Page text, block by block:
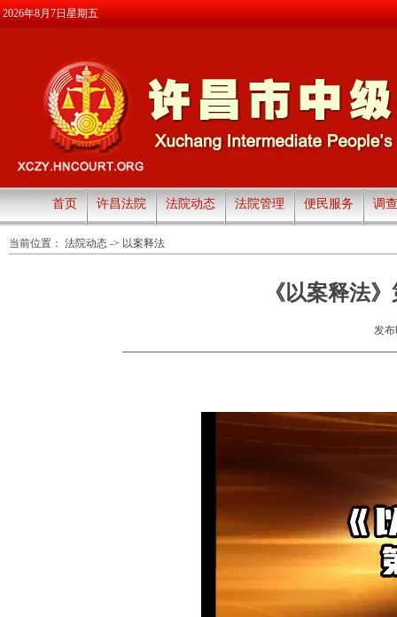
2026年8月7日星期五
首页 许昌法院 法院动态 法院管理 便民服务 调
当前位置： 法院动态 -> 以案释法
《以案释法
发布